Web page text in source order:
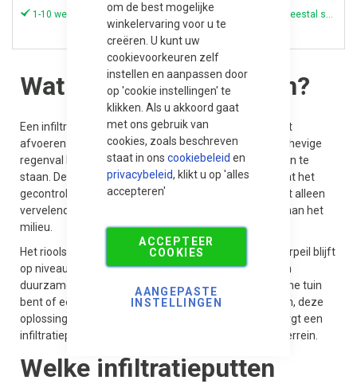
om de best mogelijke
winkelervaring voor u te
creëren. U kunt uw
cookievoorkeuren zelf
instellen en aanpassen door
op 'cookie instellingen' te
klikken. Als u akkoord gaat
met ons gebruik van
cookies, zoals beschreven
staat in ons cookiebeleid en
privacybeleid, klikt u op 'alles
accepteren'
ACCEPTEER
COOKIES
AANGEPASTE
INSTELLINGEN
1-10 werkdagen (meestal sneller) 1-10 werkdagen (meestal sneller)
Wat zijn infiltratieputten?
Een infiltratieput voor regenwater helpt bij het efficiënt
afvoeren van overtollig water naar de ondergrond. Bij hevige
regenval kan jouw tuin, oprit of terras snel blank komen te
staan. Deze
afvoerputvangt het regenwater op en laat het
gecontroleerd in de bodem zakken. Zo voorkom je niet alleen
vervelende plassen en modder, maar draag je ook bij aan het
milieu.
Het rioolstelsel wordt minder belast en het grondwaterpeil blijft
op niveau. Een regenwater infiltratieput is daarom een
duurzame keuze. Of je nu een particulier met een kleine tuin
bent of een professional die werkt aan grote projecten, deze
oplossing werkt altijd. Net als andere afvoerputten zorgt een
infiltratieput voor een optimale
van jouw terrein.
Welke infiltratieputten